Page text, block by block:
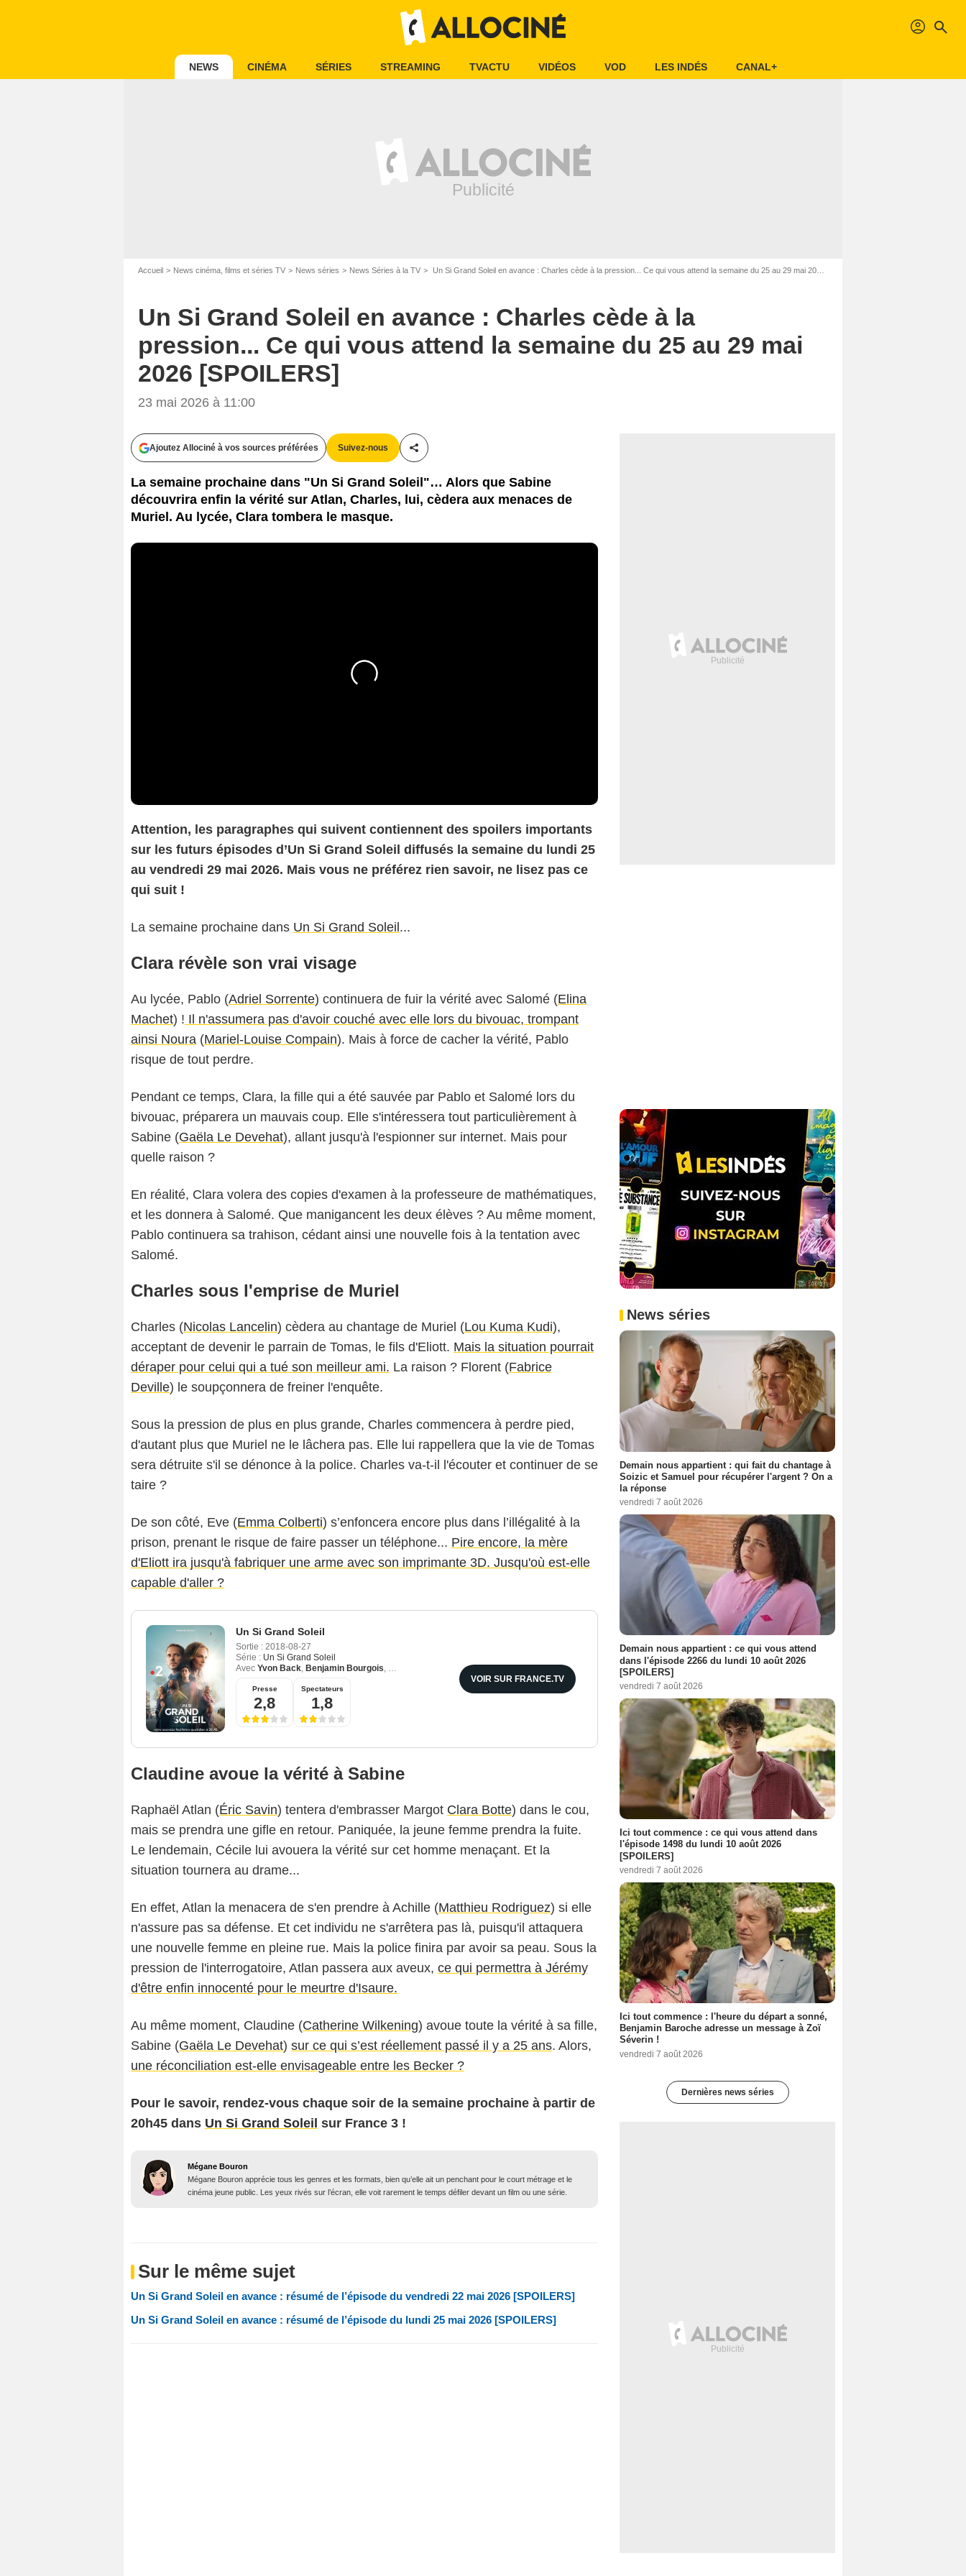
profil search
NEWS CINÉMA SÉRIES STREAMING TVACTU VIDÉOS VOD LES INDÉS CANAL+
Accueil News cinéma, films et séries TV News séries News Séries à la TV Un Si Grand Soleil en avance : Charles cède à la pression... Ce qui vous attend la semaine du 25 au 29 mai 2026 [SPOILERS]
Un Si Grand Soleil en avance : Charles cède à la
pression... Ce qui vous attend la semaine du 25 au 29 mai
2026 [SPOILERS]
23 mai 2026 à 11:00
Ajoutez Allociné à vos sources préférées Suivez-nous
Partager cet article
La semaine prochaine dans "Un Si Grand Soleil"… Alors que Sabine
découvrira enfin la vérité sur Atlan, Charles, lui, cèdera aux menaces de
Muriel. Au lycée, Clara tombera le masque.
Attention, les paragraphes qui suivent contiennent des spoilers importants
sur les futurs épisodes d’Un Si Grand Soleil diffusés la semaine du lundi 25
au vendredi 29 mai 2026. Mais vous ne préférez rien savoir, ne lisez pas ce
qui suit !
La semaine prochaine dans Un Si Grand Soleil ...
Clara révèle son vrai visage
Au lycée, Pablo (Adriel Sorrente) continuera de fuir la vérité avec Salomé (Elina
Machet) ! Il n'assumera pas d'avoir couché avec elle lors du bivouac, trompant
ainsi Noura (Mariel-Louise Compain). Mais à force de cacher la vérité, Pablo
risque de tout perdre.
Pendant ce temps, Clara, la fille qui a été sauvée par Pablo et Salomé lors du
bivouac, préparera un mauvais coup. Elle s'intéressera tout particulièrement à
Sabine (Gaëla Le Devehat), allant jusqu'à l'espionner sur internet. Mais pour
quelle raison ?
En réalité, Clara volera des copies d'examen à la professeure de mathématiques,
et les donnera à Salomé. Que manigancent les deux élèves ? Au même moment,
Pablo continuera sa trahison, cédant ainsi une nouvelle fois à la tentation avec
Salomé.
Charles sous l'emprise de Muriel
Charles (Nicolas Lancelin) cèdera au chantage de Muriel (Lou Kuma Kudi),
acceptant de devenir le parrain de Tomas, le fils d'Eliott. Mais la situation pourrait
déraper pour celui qui a tué son meilleur ami. La raison ? Florent (Fabrice
Deville) le soupçonnera de freiner l'enquête.
Sous la pression de plus en plus grande, Charles commencera à perdre pied,
d'autant plus que Muriel ne le lâchera pas. Elle lui rappellera que la vie de Tomas
sera détruite s'il se dénonce à la police. Charles va-t-il l'écouter et continuer de se
taire ?
De son côté, Eve (Emma Colberti) s’enfoncera encore plus dans l’illégalité à la
prison, prenant le risque de faire passer un téléphone... Pire encore, la mère
d'Eliott ira jusqu'à fabriquer une arme avec son imprimante 3D. Jusqu'où est-elle
capable d'aller ?
Un Si Grand Soleil
Sortie : 2018-08-27
Série : Un Si Grand Soleil
Avec Yvon Back, Benjamin Bourgois, Emma Colberti
Presse
2,8
Spectateurs
1,8
VOIR SUR FRANCE.TV
Claudine avoue la vérité à Sabine
Raphaël Atlan (Éric Savin) tentera d'embrasser Margot Clara Botte) dans le cou,
mais se prendra une gifle en retour. Paniquée, la jeune femme prendra la fuite.
Le lendemain, Cécile lui avouera la vérité sur cet homme menaçant. Et la
situation tournera au drame...
En effet, Atlan la menacera de s'en prendre à Achille (Matthieu Rodriguez) si elle
n'assure pas sa défense. Et cet individu ne s'arrêtera pas là, puisqu'il attaquera
une nouvelle femme en pleine rue. Mais la police finira par avoir sa peau. Sous la
pression de l'interrogatoire, Atlan passera aux aveux, ce qui permettra à Jérémy
d'être enfin innocenté pour le meurtre d'Isaure.
Au même moment, Claudine (Catherine Wilkening) avoue toute la vérité à sa fille,
Sabine (Gaëla Le Devehat) sur ce qui s’est réellement passé il y a 25 ans. Alors,
une réconciliation est-elle envisageable entre les Becker ?
Pour le savoir, rendez-vous chaque soir de la semaine prochaine à partir de
20h45 dans Un Si Grand Soleil sur France 3 !
Mégane Bouron
Mégane Bouron apprécie tous les genres et les formats, bien qu’elle ait un penchant pour le court métrage et le
cinéma jeune public. Les yeux rivés sur l’écran, elle voit rarement le temps défiler devant un film ou une série.
Sur le même sujet
Un Si Grand Soleil en avance : résumé de l’épisode du vendredi 22 mai 2026 [SPOILERS]
Un Si Grand Soleil en avance : résumé de l’épisode du lundi 25 mai 2026 [SPOILERS]
News séries
Demain nous appartient : qui fait du chantage à
Soizic et Samuel pour récupérer l'argent ? On a
la réponse
vendredi 7 août 2026
Demain nous appartient : ce qui vous attend
dans l'épisode 2266 du lundi 10 août 2026
[SPOILERS]
vendredi 7 août 2026
Ici tout commence : ce qui vous attend dans
l'épisode 1498 du lundi 10 août 2026
[SPOILERS]
vendredi 7 août 2026
Ici tout commence : l'heure du départ a sonné,
Benjamin Baroche adresse un message à Zoï
Séverin !
vendredi 7 août 2026
Dernières news séries